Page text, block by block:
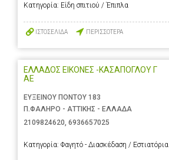
Κατηγορία: Είδη σπιτιού / Έπιπλα
ΙΣΤΟΣΕΛΙΔΑ ΠΕΡΙΣΣΟΤΕΡΑ
ΕΛΛΑΔΟΣ ΕΙΚΟΝΕΣ -ΚΑΣΑΠΟΓΛΟΥ Γ
ΑΕ
ΕΥΞΕΙΝΟΥ ΠΟΝΤΟΥ 183
Π.ΦΑΛΗΡΟ - ΑΤΤΙΚΗΣ - ΕΛΛΑΔΑ
2109824620 6936657025
Κατηγορία: Φαγητό - Διασκέδαση / Εστιατόρια